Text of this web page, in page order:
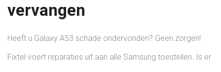
vervangen
Heeft u Galaxy A53 schade ondervonden? Geen zorgen!
Fixtel voert reparaties uit aan alle Samsung toestellen. Is er